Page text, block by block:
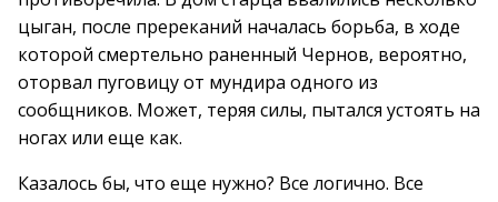
цыган, после пререканий началась борьба, в ходе
которой смертельно раненный Чернов, вероятно,
оторвал пуговицу от мундира одного из
сообщников. Может, теряя силы, пытался устоять на
ногах или еще как.
Казалось бы, что еще нужно? Все логично. Все